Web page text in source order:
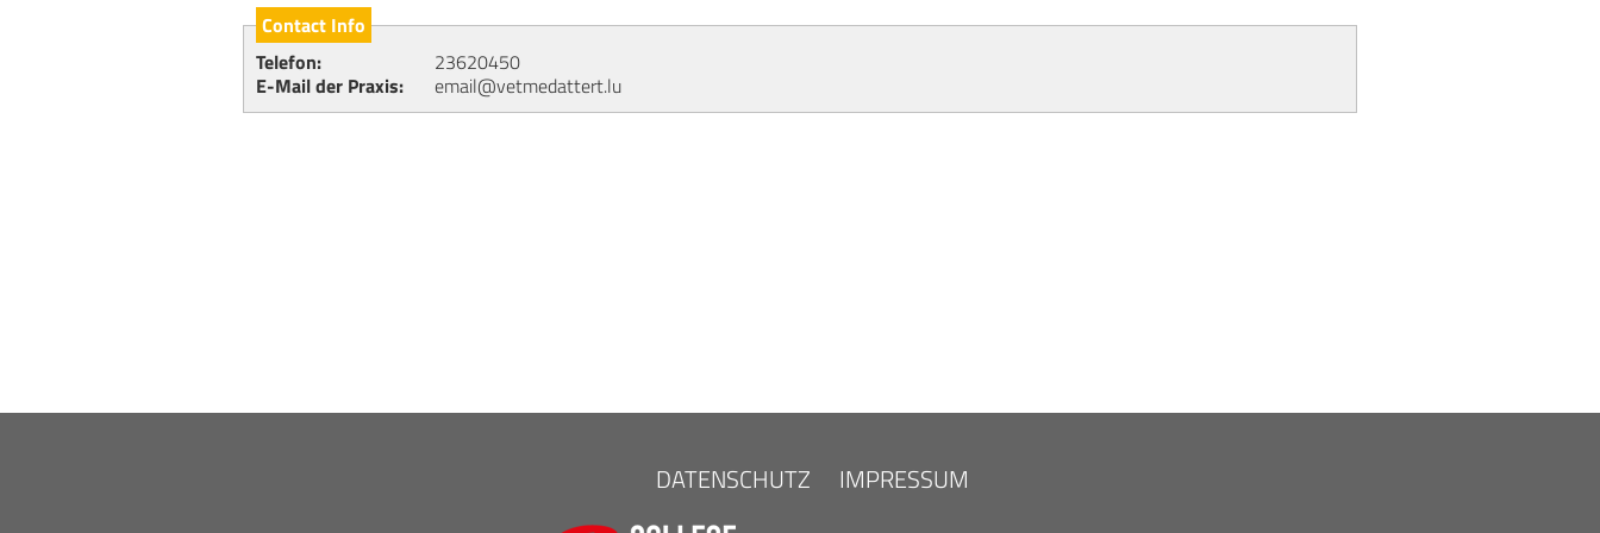
Contact Info
Telefon
23620450
E-Mail der Praxis
email@vetmedattert.lu
DATENSCHUTZ IMPRESSUM